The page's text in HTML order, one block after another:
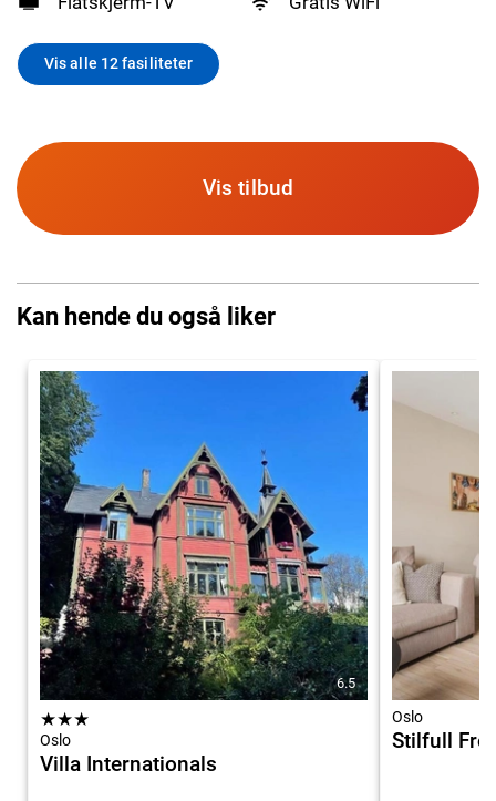
Vis alle 12 fasiliteter
Vis tilbud
Kan hende du også liker
6.5
★★★
Oslo
Villa Internationals
Oslo
Stilfull